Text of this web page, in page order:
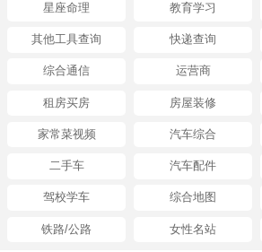
星座命理 教育学习
其他工具查询 快递查询
综合通信 运营商
租房买房 房屋装修
家常菜视频 汽车综合
二手车 汽车配件
驾校学车 综合地图
铁路/公路 女性名站